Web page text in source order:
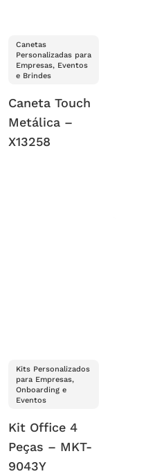
Canetas
Personalizadas para
Empresas, Eventos
e Brindes
Caneta Touch
Metálica –
X13258
Kits Personalizados
para Empresas,
Onboarding e
Eventos
Kit Office 4
Peças – MKT-
9043Y